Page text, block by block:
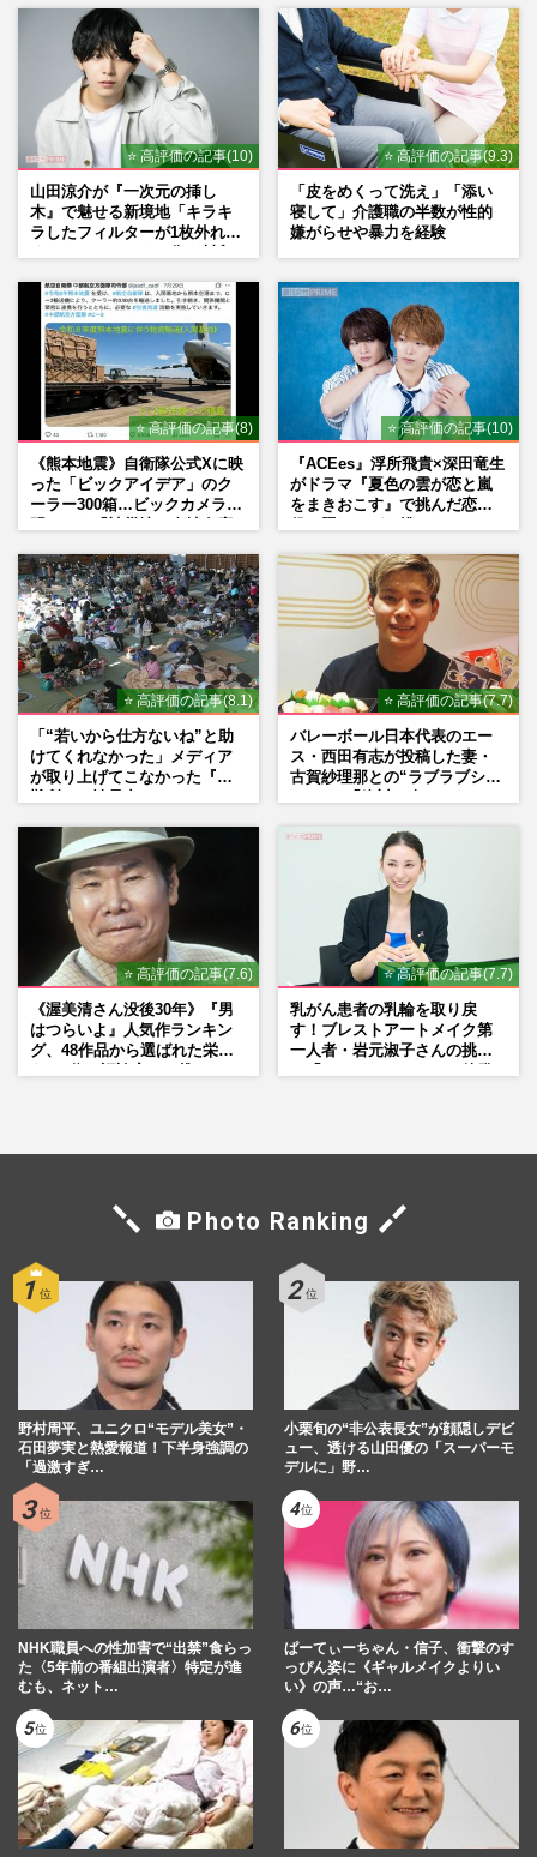
⭐ 高評価の記事(10)
山田涼介が『一次元の挿し
木』で魅せる新境地「キラキ
ラしたフィルターが1枚外れて
⭐ 高評価の記事(9.3)
「皮をめくって洗え」「添い
寝して」介護職の半数が性的
嫌がらせや暴力を経験
⭐ 高評価の記事(8)
《熊本地震》自衛隊公式Xに映
った「ビックアイデア」のク
ーラー300箱…ビックカメラが
⭐ 高評価の記事(10)
『ACEes』浮所飛貴×深田竜生
がドラマ『夏色の雲が恋と嵐
をまきおこす』で挑んだ恋人
⭐ 高評価の記事(8.1)
「“若いから仕方ないね”と助
けてくれなかった」メディア
が取り上げてこなかった『避
⭐ 高評価の記事(7.7)
バレーボール日本代表のエー
ス・西田有志が投稿した妻・
古賀紗理那との“ラブラブショ
判殺到の理由
⭐ 高評価の記事(7.6)
《渥美清さん没後30年》『男
はつらいよ』人気作ランキン
グ、48作品から選ばれた栄え
⭐ 高評価の記事(7.7)
乳がん患者の乳輪を取り戻
す！ブレストアートメイク第
一人者・岩元淑子さんの挑戦
Photo Ranking
野村周平、ユニクロ“モデル美女”・
石田夢実と熱愛報道！下半身強調の
「過激すぎ…
小栗旬の“非公表長女”が顔隠しデビ
ュー、透ける山田優の「スーパーモ
デルに」野…
NHK職員への性加害で“出禁”食らっ
た〈5年前の番組出演者〉特定が進
むも、ネット…
ぱーてぃーちゃん・信子、衝撃のす
っぴん姿に《ギャルメイクよりい
い》の声…“お…